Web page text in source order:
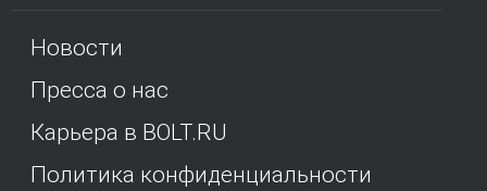
Новости
Пресса о нас
Карьера в BOLT.RU
Политика конфиденциальности